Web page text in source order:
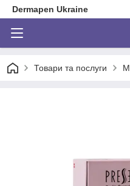
Dermapen Ukraine
Товари та послуги